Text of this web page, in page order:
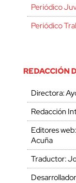
Periódico
Periódico
REDACCIÓN
Directora:
Redacción
Editores
Acuña
Traductor: